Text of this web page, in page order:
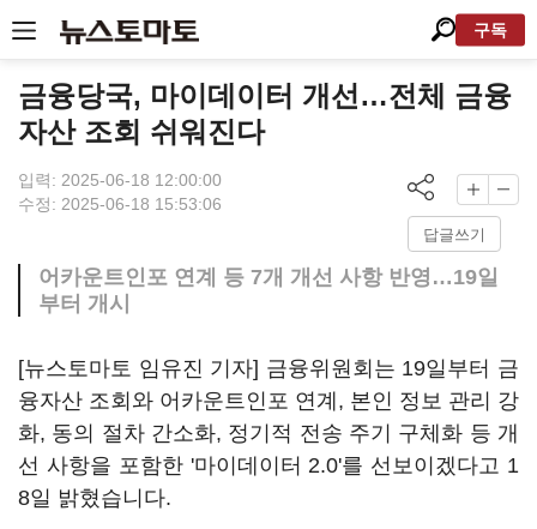
구독
금융당국, 마이데이터 개선…전체 금융
자산 조회 쉬워진다
입력: 2025-06-18 12:00:00
수정: 2025-06-18 15:53:06
답글쓰기
어카운트인포 연계 등 7개 개선 사항 반영…19일
부터 개시
[뉴스토마토 임유진 기자] 금융위원회는 19일부터 금
융자산 조회와 어카운트인포 연계, 본인 정보 관리 강
화, 동의 절차 간소화, 정기적 전송 주기 구체화 등 개
선 사항을 포함한 '마이데이터 2.0'를 선보이겠다고 1
8일 밝혔습니다.